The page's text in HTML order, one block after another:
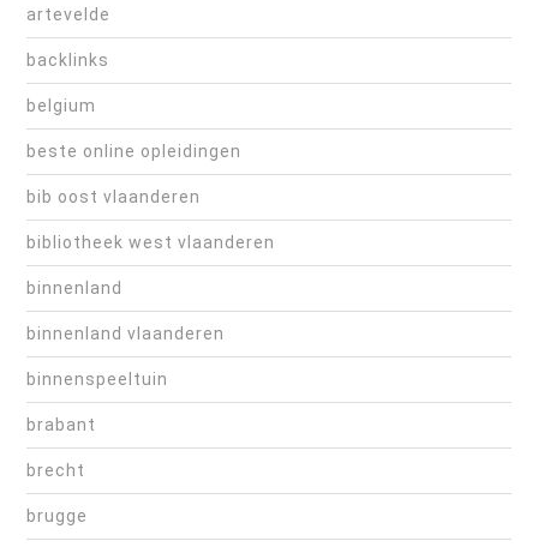
artevelde
backlinks
belgium
beste online opleidingen
bib oost vlaanderen
bibliotheek west vlaanderen
binnenland
binnenland vlaanderen
binnenspeeltuin
brabant
brecht
brugge